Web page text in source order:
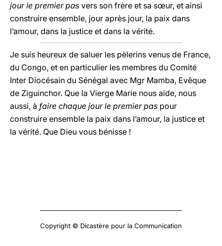
jour le premier pas vers son frère et sa sœur, et ainsi
construire ensemble, jour après jour, la paix dans
l’amour, dans la justice et dans la vérité.
Je suis heureux de saluer les pèlerins venus de France,
du Congo, et en particulier les membres du Comité
Inter Diocésain du Sénégal avec Mgr Mamba, Evêque
de Ziguinchor. Que la Vierge Marie nous aide, nous
aussi, à faire chaque jour le premier pas pour
construire ensemble la paix dans l’amour, la justice et
la vérité. Que Dieu vous bénisse !
Copyright © Dicastère pour la Communication